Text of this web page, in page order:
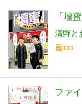
「壇
清野と
183
ファ